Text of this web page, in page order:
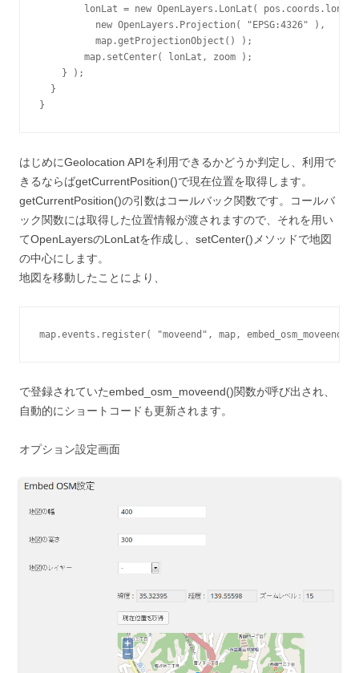
lonLat = new OpenLayers.LonLat(
          new OpenLayers.Projection( "EPSG:4326" ),
          map.getProjectionObject() );
        map.setCenter( lonLat, zoom );
    } );
  }
はじめにGeolocation APIを利用できるかどうか判定し、利用で
きるならばgetCurrentPosition()で現在位置を取得します。
getCurrentPosition()の引数はコールバック関数です。コールバ
ック関数には取得した位置情報が渡されますので、それを用い
てOpenLayersのLonLatを作成し、setCenter()メソッドで地図
の中心にします。
地図を移動したことにより、
で登録されていたembed_osm_moveend()関数が呼び出され、
自動的にショートコードも更新されます。
オプション設定画面